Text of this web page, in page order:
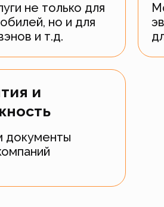
не только для
но и для
и т.д.
и
документы